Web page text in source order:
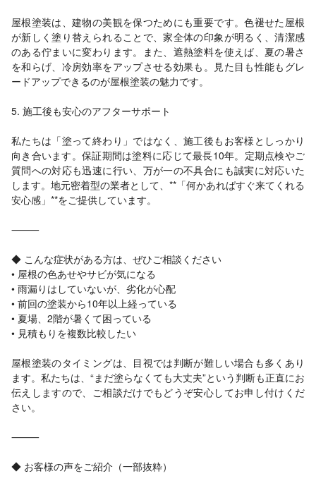
屋根塗装は、建物の美観を保つためにも重要です。色褪せた屋根
が新しく塗り替えられることで、家全体の印象が明るく、清潔感
のある佇まいに変わります。また、遮熱塗料を使えば、夏の暑さ
を和らげ、冷房効率をアップさせる効果も。見た目も性能もグレ
ードアップできるのが屋根塗装の魅力です。
5. 施工後も安心のアフターサポート
私たちは「塗って終わり」ではなく、施工後もお客様としっかり
向き合います。保証期間は塗料に応じて最長10年。定期点検やご
質問への対応も迅速に行い、万が一の不具合にも誠実に対応いた
します。地元密着型の業者として、**「何かあればすぐ来てくれる
安心感」**をご提供しています。
⸻
◆ こんな症状がある方は、ぜひご相談ください
• 屋根の色あせやサビが気になる
• 雨漏りはしていないが、劣化が心配
• 前回の塗装から10年以上経っている
• 夏場、2階が暑くて困っている
• 見積もりを複数比較したい
屋根塗装のタイミングは、目視では判断が難しい場合も多くあり
ます。私たちは、“まだ塗らなくても大丈夫”という判断も正直にお
伝えしますので、ご相談だけでもどうぞ安心してお申し付けくだ
さい。
⸻
◆ お客様の声をご紹介（一部抜粋）